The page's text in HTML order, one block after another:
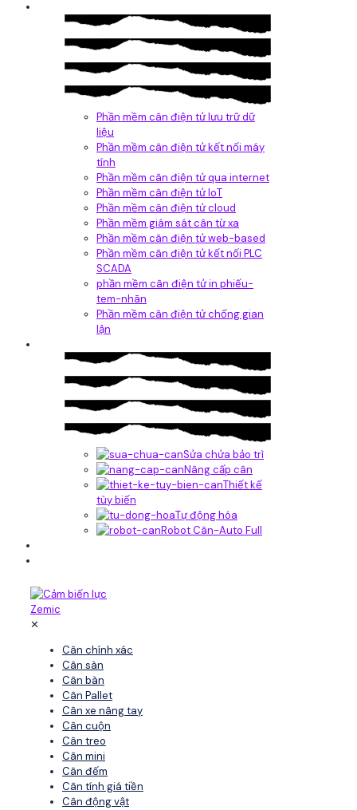
Phần mềm cân điện tử lưu trữ dữ
liệu
Phần mềm cân điện tử kết nối máy
tính
Phần mềm cân điện tử qua internet
Phần mềm cân điện tử IoT
Phần mềm cân điện tử cloud
Phần mềm giám sát cân từ xa
Phần mềm cân điện tử web-based
Phần mềm cân điện tử kết nối PLC
SCADA
phần mềm cân điện tử in phiếu-
tem-nhãn
Phần mềm cân điện tử chống gian
lận
Sửa chửa bảo trì
Nâng cấp cân
Thiết kế
tùy biến
Tự động hóa
Robot Cân-Auto Full
✕
Cân chính xác
Cân sàn
Cân bàn
Cân Pallet
Cân xe nâng tay
Cân cuộn
Cân treo
Cân mini
Cân đếm
Cân tính giá tiền
Cân động vật